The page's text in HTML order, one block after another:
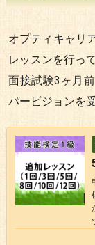
オプティキャリ
レッスンを行っ
面接試験3ヶ月
パービジョンを